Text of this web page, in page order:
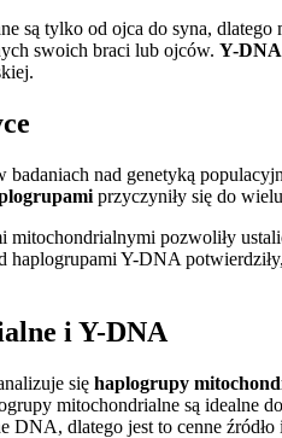
są tylko od ojca do syna,
swoich braci lub ojców. Y-DNA
badaniach nad genetyką
przyczyniły się do
mitochondrialnymi pozwoliły
haplogrupami Y-DNA
i Y-DNA
się haplogrupy
mitochondrialne są idealne
DNA, dlatego jest to cenne